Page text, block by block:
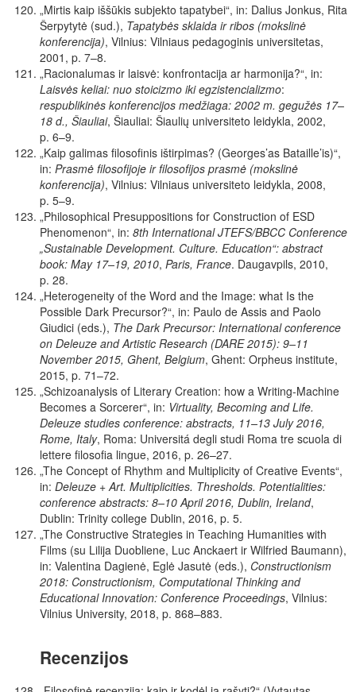
„Mirtis kaip iššūkis subjekto tapatybei“, in: Dalius Jonkus, Rita
Šerpytytė (sud.), Tapatybės sklaida ir ribos (mokslinė
konferencija), Vilnius: Vilniaus pedagoginis universitetas,
2001, p. 7–8.
„Racionalumas ir laisvė: konfrontacija ar harmonija?“, in:
Laisvės keliai: nuo stoicizmo iki egzistencializmo:
respublikinės konferencijos medžiaga: 2002 m. gegužės 17–
18 d., Šiauliai, Šiauliai: Šiaulių universiteto leidykla, 2002,
p. 6–9.
„Kaip galimas filosofinis ištirpimas? (Georges’as Bataille’is)“,
in: Prasmė filosofijoje ir filosofijos prasmė (mokslinė
konferencija), Vilnius: Vilniaus universiteto leidykla, 2008,
p. 5–9.
„Philosophical Presuppositions for Construction of ESD
Phenomenon“, in: 8th International JTEFS/BBCC Conference
„Sustainable Development. Culture. Education“: abstract
book: May 17–19, 2010, Paris, France. Daugavpils, 2010,
p. 28.
„Heterogeneity of the Word and the Image: what Is the
Possible Dark Precursor?“, in: Paulo de Assis and Paolo
Giudici (eds.), The Dark Precursor: International conference
on Deleuze and Artistic Research (DARE 2015): 9–11
November 2015, Ghent, Belgium, Ghent: Orpheus institute,
2015, p. 71–72.
„Schizoanalysis of Literary Creation: how a Writing-Machine
Becomes a Sorcerer“, in: Virtuality, Becoming and Life.
Deleuze studies conference: abstracts, 11–13 July 2016,
Rome, Italy, Roma: Universitá degli studi Roma tre scuola di
lettere filosofia lingue, 2016, p. 26–27.
„The Concept of Rhythm and Multiplicity of Creative Events“,
in: Deleuze + Art. Multiplicities. Thresholds. Potentialities:
conference abstracts: 8–10 April 2016, Dublin, Ireland,
Dublin: Trinity college Dublin, 2016, p. 5.
„The Constructive Strategies in Teaching Humanities with
Films (su Lilija Duobliene, Luc Anckaert ir Wilfried Baumann),
in: Valentina Dagienė, Eglė Jasutė (eds.), Constructionism
2018: Constructionism, Computational Thinking and
Educational Innovation: Conference Proceedings, Vilnius:
Vilnius University, 2018, p. 868–883.
Recenzijos